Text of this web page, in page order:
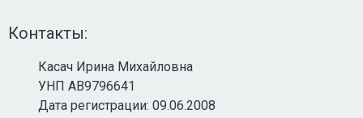
Контакты:
Касач Ирина Михайловна
УНП AB9796641
Дата регистрации: 09.06.2008